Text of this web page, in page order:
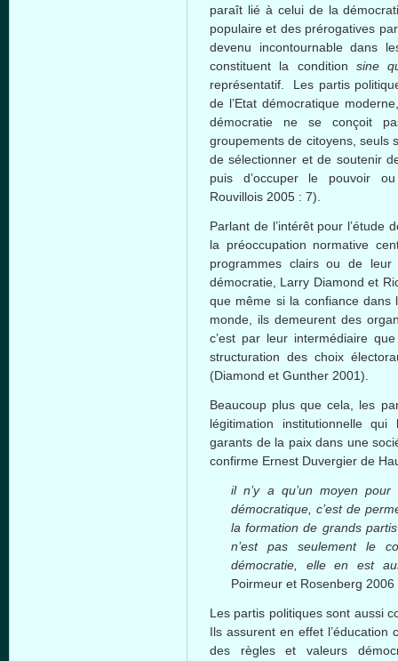
paraît lié à celui de la
populaire et des prérogatives
devenu incontournable dans
constituent la condition sine
représentatif. Les partis
de l’Etat démocratique
démocratie ne se conçoit
groupements de citoyens, seuls
de sélectionner et de soutenir
puis d’occuper le pouvoir
Rouvillois 2005 : 7).
Parlant de l’intérêt pour l’étude
la préoccupation normative
programmes clairs ou de
démocratie, Larry Diamond et
que même si la confiance
monde, ils demeurent des
c’est par leur intermédiaire
structuration des choix
(Diamond et Gunther 2001).
Beaucoup plus que cela, les
légitimation institutionnelle
garants de la paix dans une
confirme Ernest Duvergier de
il n’y a qu’un moyen
démocratique, c’est de
la formation de grands
n’est pas seulement le
démocratie, elle en est
Poirmeur et Rosenberg 2006
Les partis politiques sont aussi
Ils assurent en effet l’éducation
des règles et valeurs